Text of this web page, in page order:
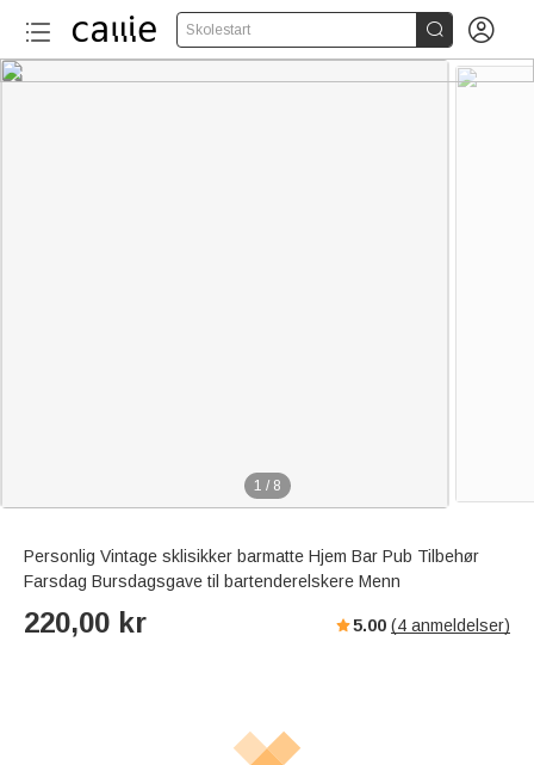
Skolestart  
1 / 8
Personlig Vintage sklisikker barmatte Hjem Bar Pub Tilbehør
Farsdag Bursdagsgave til bartenderelskere Menn
220,00 kr 5.00 (4 anmeldelser)